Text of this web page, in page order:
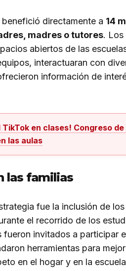
directamente a 14
madres o tutores.
abiertos de las
interactuaran con
información de
TikTok en clases! Congreso
las aulas
las familias
fue la inclusión de los
el recorrido de los
invitados a participar
herramientas para
en el hogar y en la